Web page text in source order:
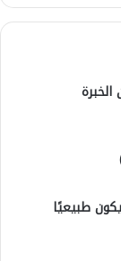
من 85 عامًا من الخبرة
طبيعيًا